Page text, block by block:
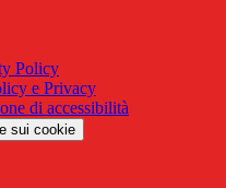
Policy
e Privacy
di accessibilità
sui cookie